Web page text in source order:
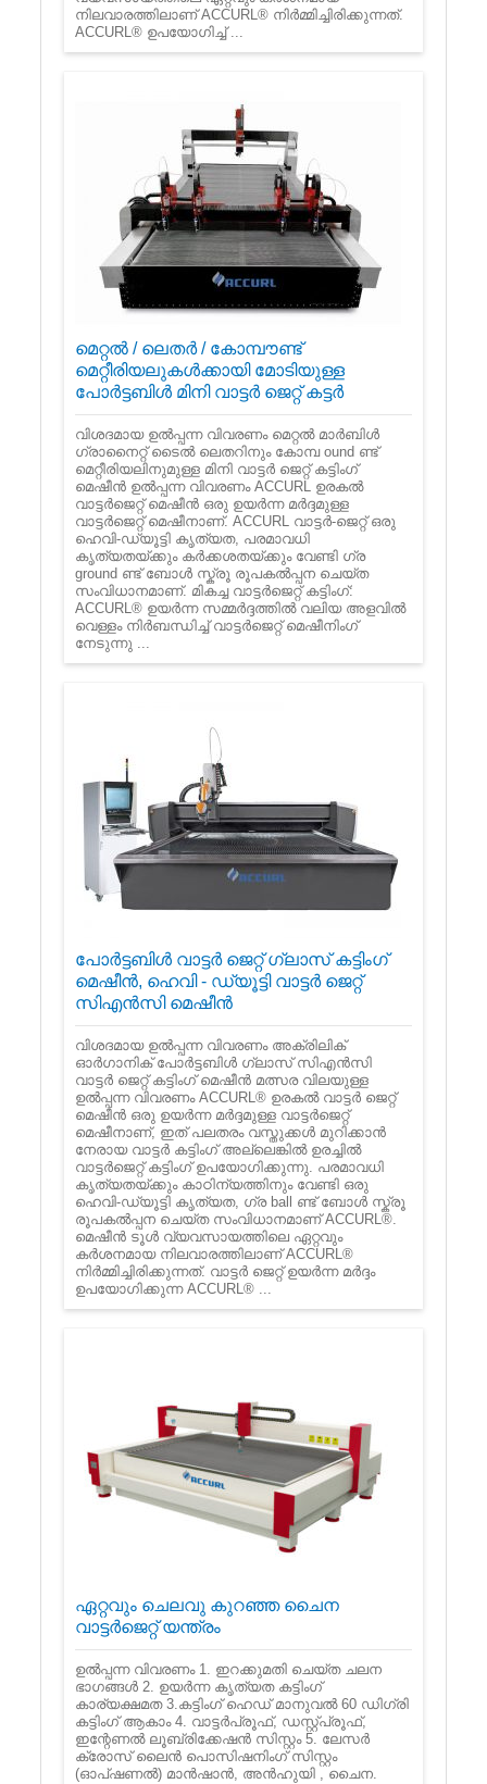
നിലവാരത്തിലാണ് ACCURL® നിർമ്മിച്ചിരിക്കുന്നത്.
ACCURL® ഉപയോഗിച്ച് ...
മെറ്റൽ / ലെതർ / കോമ്പൗണ്ട്
മെറ്റീരിയലുകൾക്കായി മോടിയുള്ള
പോർട്ടബിൾ മിനി വാട്ടർ ജെറ്റ് കട്ടർ
വിശദമായ ഉൽ‌പ്പന്ന വിവരണം മെറ്റൽ‌ മാർ‌ബിൾ‌
ഗ്രാനൈറ്റ് ടൈൽ‌ ലെതറിനും കോമ്പ ound ണ്ട്
മെറ്റീരിയലിനുമുള്ള മിനി വാട്ടർ‌ ജെറ്റ് കട്ടിംഗ്
മെഷീൻ‌ ഉൽ‌പ്പന്ന വിവരണം ACCURL ഉരകൽ‌
വാട്ടർ‌ജെറ്റ് മെഷീൻ‌ ഒരു ഉയർന്ന മർദ്ദമുള്ള
വാട്ടർ‌ജെറ്റ് മെഷീനാണ്. ACCURL വാട്ടർ-ജെറ്റ് ഒരു
ഹെവി-ഡ്യൂട്ടി കൃത്യത, പരമാവധി
കൃത്യതയ്ക്കും കർക്കശതയ്ക്കും വേണ്ടി ഗ്ര
ground ണ്ട് ബോൾ സ്ക്രൂ രൂപകൽപ്പന ചെയ്ത
സംവിധാനമാണ്. മികച്ച വാട്ടർജെറ്റ് കട്ടിംഗ്:
ACCURL® ഉയർന്ന സമ്മർദ്ദത്തിൽ വലിയ അളവിൽ
വെള്ളം നിർബന്ധിച്ച് വാട്ടർജെറ്റ് മെഷീനിംഗ്
നേടുന്നു ...
പോർട്ടബിൾ വാട്ടർ ജെറ്റ് ഗ്ലാസ് കട്ടിംഗ്
മെഷീൻ, ഹെവി - ഡ്യൂട്ടി വാട്ടർ ജെറ്റ്
സിഎൻസി മെഷീൻ
വിശദമായ ഉൽ‌പ്പന്ന വിവരണം അക്രിലിക്
ഓർ‌ഗാനിക് പോർ‌ട്ടബിൾ ഗ്ലാസ് സി‌എൻ‌സി
വാട്ടർ ജെറ്റ് കട്ടിംഗ് മെഷീൻ മത്സര വിലയുള്ള
ഉൽപ്പന്ന വിവരണം ACCURL® ഉരകൽ വാട്ടർ ജെറ്റ്
മെഷീൻ ഒരു ഉയർന്ന മർദ്ദമുള്ള വാട്ടർജെറ്റ്
മെഷീനാണ്, ഇത് പലതരം വസ്തുക്കൾ മുറിക്കാൻ
നേരായ വാട്ടർ കട്ടിംഗ് അല്ലെങ്കിൽ ഉരച്ചിൽ
വാട്ടർജെറ്റ് കട്ടിംഗ് ഉപയോഗിക്കുന്നു. പരമാവധി
കൃത്യതയ്ക്കും കാഠിന്യത്തിനും വേണ്ടി ഒരു
ഹെവി-ഡ്യൂട്ടി കൃത്യത, ഗ്ര ball ണ്ട് ബോൾ സ്ക്രൂ
രൂപകൽപ്പന ചെയ്ത സംവിധാനമാണ് ACCURL®.
മെഷീൻ ടൂൾ വ്യവസായത്തിലെ ഏറ്റവും
കർശനമായ നിലവാരത്തിലാണ് ACCURL®
നിർമ്മിച്ചിരിക്കുന്നത്. വാട്ടർ ജെറ്റ് ഉയർന്ന മർദ്ദം
ഉപയോഗിക്കുന്ന ACCURL® ...
ഏറ്റവും ചെലവു കുറഞ്ഞ ചൈന
വാട്ടർജെറ്റ് യന്ത്രം
ഉൽ‌പ്പന്ന വിവരണം 1. ഇറക്കുമതി ചെയ്ത ചലന
ഭാഗങ്ങൾ‌ 2. ഉയർന്ന കൃത്യത കട്ടിംഗ്
കാര്യക്ഷമത 3.കട്ടിംഗ് ഹെഡ് മാനുവൽ 60 ഡിഗ്രി
കട്ടിംഗ് ആകാം 4. വാട്ടർ‌പ്രൂഫ്, ഡസ്റ്റ്‌പ്രൂഫ്,
ഇന്റേണൽ ലൂബ്രിക്കേഷൻ സിസ്റ്റം 5. ലേസർ
ക്രോസ് ലൈൻ പൊസിഷനിംഗ് സിസ്റ്റം
(ഓപ്ഷണൽ) മാൻ‌ഷാൻ‌, അൻ‌ഹുയി , ചൈന.